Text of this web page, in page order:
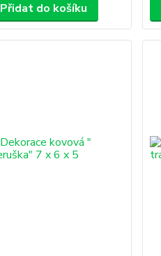
Přidat do košíku